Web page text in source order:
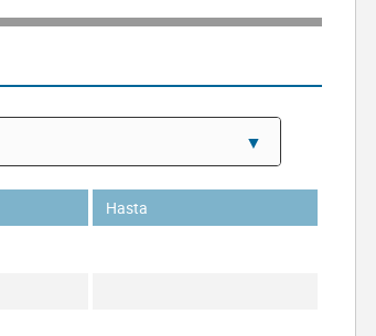
MGM RURAL SL
Hasta